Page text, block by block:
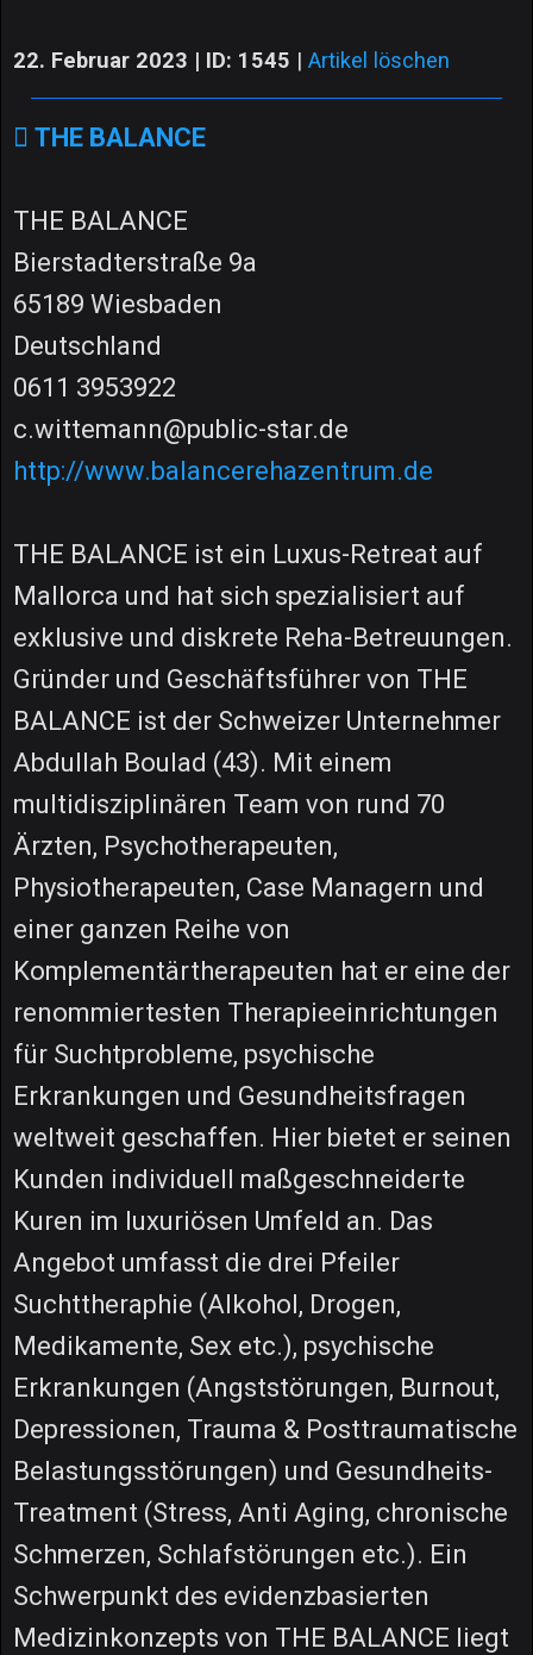
22. Februar 2023 | ID: 1545 | Artikel löschen
THE BALANCE
THE BALANCE
Bierstadterstraße 9a
65189 Wiesbaden
Deutschland
0611 3953922
c.wittemann@public-star.de
http://www.balancerehazentrum.de
THE BALANCE ist ein Luxus-Retreat auf
Mallorca und hat sich spezialisiert auf
exklusive und diskrete Reha-Betreuungen.
Gründer und Geschäftsführer von THE
BALANCE ist der Schweizer Unternehmer
Abdullah Boulad (43). Mit einem
multidisziplinären Team von rund 70
Ärzten, Psychotherapeuten,
Physiotherapeuten, Case Managern und
einer ganzen Reihe von
Komplementärtherapeuten hat er eine der
renommiertesten Therapieeinrichtungen
für Suchtprobleme, psychische
Erkrankungen und Gesundheitsfragen
weltweit geschaffen. Hier bietet er seinen
Kunden individuell maßgeschneiderte
Kuren im luxuriösen Umfeld an. Das
Angebot umfasst die drei Pfeiler
Suchttheraphie (Alkohol, Drogen,
Medikamente, Sex etc.), psychische
Erkrankungen (Angststörungen, Burnout,
Depressionen, Trauma & Posttraumatische
Belastungsstörungen) und Gesundheits-
Treatment (Stress, Anti Aging, chronische
Schmerzen, Schlafstörungen etc.). Ein
Schwerpunkt des evidenzbasierten
Medizinkonzepts von THE BALANCE liegt